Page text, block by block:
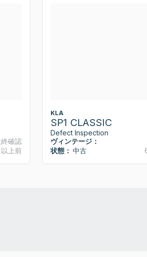
確認
上前
KLA
SP1 CLASSIC
Defect Inspection
ヴィンテージ：
状態： 中古